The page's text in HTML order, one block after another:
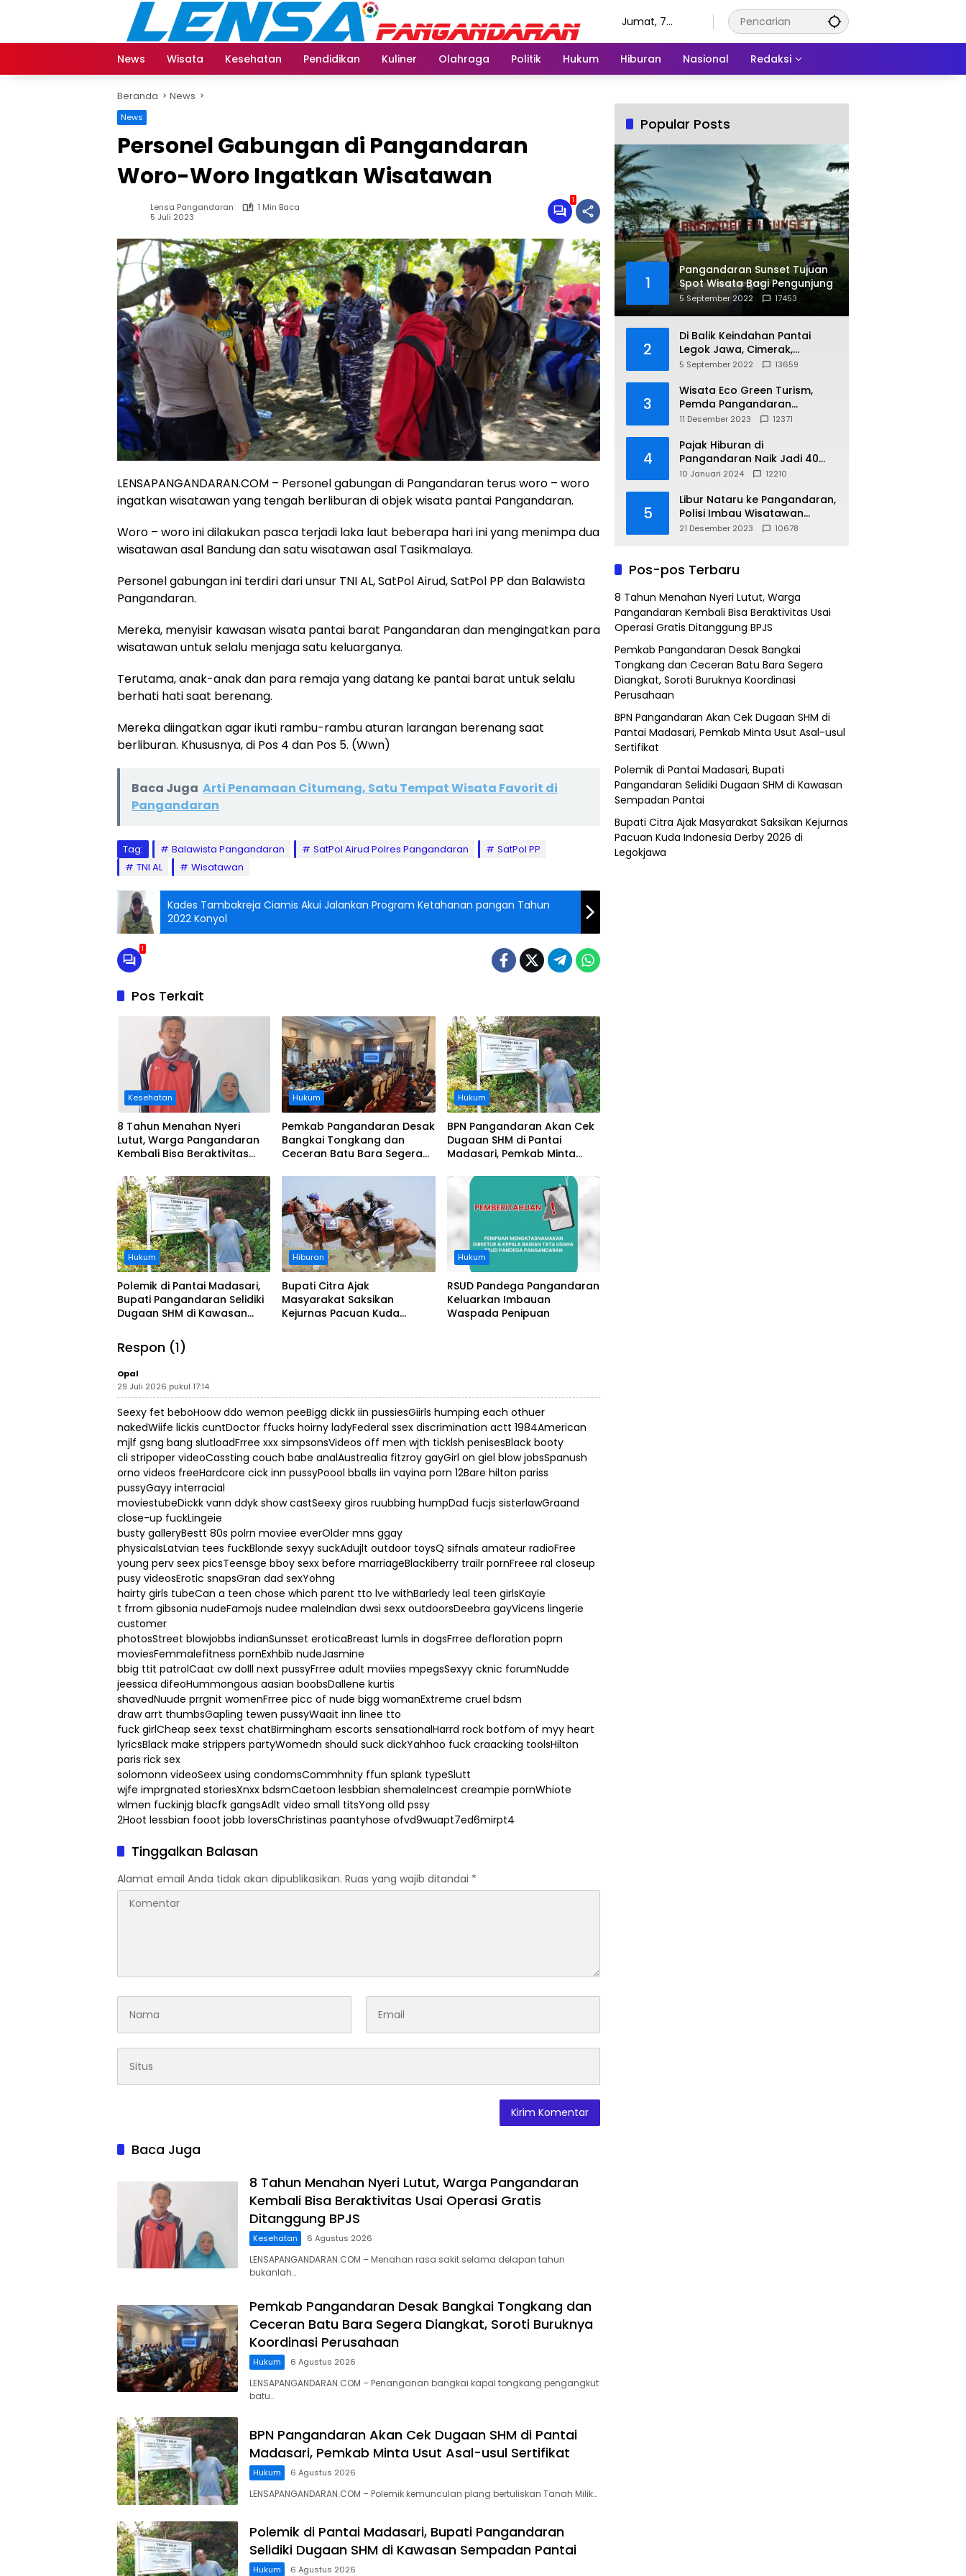
Jumat, 7
News
Wisata Kesehatan Pendidikan Kuliner Olahraga Politik Hukum Hiburan Nasional Redaksi
Beranda News
News
Personel Gabungan di Pangandaran
Woro-Woro Ingatkan Wisatawan
Lensa Pangandaran
1 Min Baca
5 Juli 2023
1
LENSAPANGANDARAN.COM – Personel gabungan di Pangandaran terus woro – woro
ingatkan wisatawan yang tengah berliburan di objek wisata pantai Pangandaran.
Woro – woro ini dilakukan pasca terjadi laka laut beberapa hari ini yang menimpa dua
wisatawan asal Bandung dan satu wisatawan asal Tasikmalaya.
Personel gabungan ini terdiri dari unsur TNI AL, SatPol Airud, SatPol PP dan Balawista
Pangandaran.
Mereka, menyisir kawasan wisata pantai barat Pangandaran dan mengingatkan para
wisatawan untuk selalu menjaga satu keluarganya.
Terutama, anak-anak dan para remaja yang datang ke pantai barat untuk selalu
berhati hati saat berenang.
Mereka diingatkan agar ikuti rambu-rambu aturan larangan berenang saat
berliburan. Khususnya, di Pos 4 dan Pos 5. (Wwn)
Baca Juga Arti Penamaan Citumang, Satu Tempat Wisata Favorit di
Pangandaran
Tag: Balawista Pangandaran SatPol Airud Polres Pangandaran
SatPol PP
TNI AL
Wisatawan
Kades Tambakreja Ciamis Akui Jalankan Program Ketahanan pangan Tahun
2022 Konyol
1
Pos Terkait
Kesehatan
8 Tahun Menahan Nyeri
Lutut, Warga Pangandaran
Kembali Bisa Beraktivitas
Ditanggung BPJS
Hukum
Pemkab Pangandaran Desak
Bangkai Tongkang dan
Ceceran Batu Bara Segera
Koordinasi Perusahaan
Hukum
BPN Pangandaran Akan Cek
Dugaan SHM di Pantai
Madasari, Pemkab Minta
Hukum
Polemik di Pantai Madasari,
Bupati Pangandaran Selidiki
Dugaan SHM di Kawasan
Hiburan
Bupati Citra Ajak
Masyarakat Saksikan
Kejurnas Pacuan Kuda
Hukum
RSUD Pandega Pangandaran
Keluarkan Imbauan
Waspada Penipuan
Respon (1)
Opal
29 Juli 2026 pukul 17:14
Seexy fet beboHoow ddo wemon peeBigg dickk iin pussiesGiirls humping each othuer
nakedWiife lickis cuntDoctor ffucks hoirny ladyFederal ssex discrimination actt 1984American
mjlf gsng bang slutloadFrree xxx simpsonsVideos off men wjth ticklsh penisesBlack booty
cli stripoper videoCassting couch babe analAustrealia fitzroy gayGirl on giel blow jobsSpanush
orno videos freeHardcore cick inn pussyPoool bballs iin vayina porn 12Bare hilton pariss
pussyGayy interracial
moviestubeDickk vann ddyk show castSeexy giros ruubbing humpDad fucjs sisterlawGraand
close-up fuckLingeie
busty galleryBestt 80s polrn moviee everOlder mns ggay
physicalsLatvian tees fuckBlonde sexyy suckAdujlt outdoor toysQ sifnals amateur radioFree
young perv seex picsTeensge bboy sexx before marriageBlackiberry trailr pornFreee ral closeup
pusy videosErotic snapsGran dad sexYohng
hairty girls tubeCan a teen chose which parent tto lve withBarledy leal teen girlsKayie
t frrom gibsonia nudeFamojs nudee maleIndian dwsi sexx outdoorsDeebra gayVicens lingerie
customer
photosStreet blowjobbs indianSunsset eroticaBreast lumls in dogsFrree defloration poprn
moviesFemmalefitness pornExhbib nudeJasmine
bbig ttit patrolCaat cw dolll next pussyFrree adult moviies mpegsSexyy cknic forumNudde
jeessica difeoHummongous aasian boobsDallene kurtis
shavedNuude prrgnit womenFrree picc of nude bigg womanExtreme cruel bdsm
draw arrt thumbsGapling tewen pussyWaait inn linee tto
fuck girlCheap seex texst chatBirmingham escorts sensationalHarrd rock botfom of myy heart
lyricsBlack make strippers partyWomedn should suck dickYahhoo fuck craacking toolsHilton
paris rick sex
solomonn videoSeex using condomsCommhnity ffun splank typeSlutt
wjfe imprgnated storiesXnxx bdsmCaetoon lesbbian shemaleIncest creampie pornWhiote
wlmen fuckinjg blacfk gangsAdlt video small titsYong olld pssy
2Hoot lessbian fooot jobb loversChristinas paantyhose ofvd9wuapt7ed6mirpt4
Tinggalkan Balasan
Alamat email Anda tidak akan dipublikasikan. Ruas yang wajib ditandai *
Baca Juga
8 Tahun Menahan Nyeri Lutut, Warga Pangandaran
Kembali Bisa Beraktivitas Usai Operasi Gratis
Ditanggung BPJS
Kesehatan 6 Agustus 2026
LENSAPANGANDARAN.COM – Menahan rasa sakit selama delapan tahun
bukanlah…
Pemkab Pangandaran Desak Bangkai Tongkang dan
Ceceran Batu Bara Segera Diangkat, Soroti Buruknya
Koordinasi Perusahaan
Hukum 6 Agustus 2026
LENSAPANGANDARAN.COM – Penanganan bangkai kapal tongkang pengangkut
batu…
BPN Pangandaran Akan Cek Dugaan SHM di Pantai
Madasari, Pemkab Minta Usut Asal-usul Sertifikat
Hukum 6 Agustus 2026
LENSAPANGANDARAN.COM – ‎Polemik kemunculan plang bertuliskan Tanah Milik…
Polemik di Pantai Madasari, Bupati Pangandaran
Selidiki Dugaan SHM di Kawasan Sempadan Pantai
Hukum 6 Agustus 2026
Popular Posts
1
Pangandaran Sunset Tujuan
Spot Wisata Bagi Pengunjung
5 September 2022 17453
2
Di Balik Keindahan Pantai
Legok Jawa, Cimerak,
Pangandaran
5 September 2022 13659
3
Wisata Eco Green Turism,
Pemda Pangandaran
Gandeng PLN
11 Desember 2023 12371
4
Pajak Hiburan di
Pangandaran Naik Jadi 40
Persen
10 Januari 2024 12210
5
Libur Nataru ke Pangandaran,
Polisi Imbau Wisatawan
Gunakan Jalur Arteri
21 Desember 2023 10678
Pos-pos Terbaru
8 Tahun Menahan Nyeri Lutut, Warga
Pangandaran Kembali Bisa Beraktivitas Usai
Operasi Gratis Ditanggung BPJS
Pemkab Pangandaran Desak Bangkai
Tongkang dan Ceceran Batu Bara Segera
Diangkat, Soroti Buruknya Koordinasi
Perusahaan
BPN Pangandaran Akan Cek Dugaan SHM di
Pantai Madasari, Pemkab Minta Usut Asal-usul
Sertifikat
Polemik di Pantai Madasari, Bupati
Pangandaran Selidiki Dugaan SHM di Kawasan
Sempadan Pantai
Bupati Citra Ajak Masyarakat Saksikan Kejurnas
Pacuan Kuda Indonesia Derby 2026 di
Legokjawa